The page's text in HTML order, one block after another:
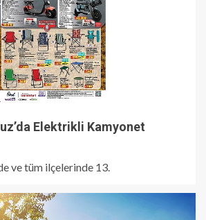
Elektrikli Kamyonet
ve tüm ilçelerinde 13.